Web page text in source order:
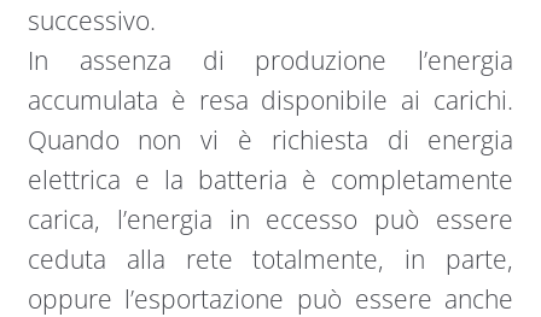
successivo.
In assenza di produzione l’energia
accumulata è resa disponibile ai carichi.
Quando non vi è richiesta di energia
elettrica e la batteria è completamente
carica, l’energia in eccesso può essere
ceduta alla rete totalmente, in parte,
oppure l’esportazione può essere anche